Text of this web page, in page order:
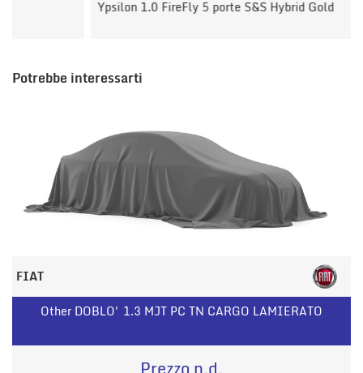
Ypsilon 1.0 FireFly 5 porte S&S Hybrid Gold
Potrebbe interessarti
FIAT
Other DOBLO' 1.3 MJT PC TN CARGO LAMIERATO